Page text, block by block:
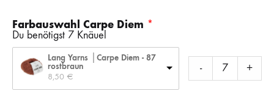
Farbauswahl Carpe Diem
Du benötigst 7 Knäuel
Lang Yarns │Carpe Diem - 87
rostbraun
8,50 €
- +